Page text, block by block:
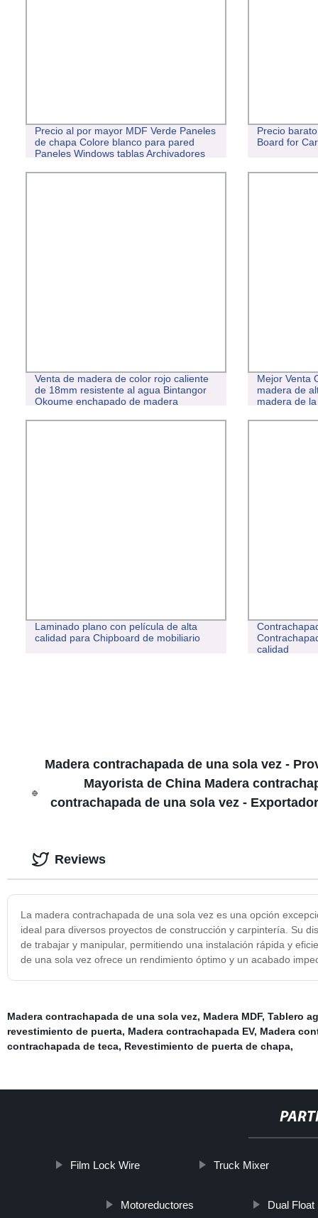
Precio al por mayor MDF Verde Paneles
de chapa Colore blanco para pared
Paneles Windows tablas Archivadores
Precio
Board for
Venta de madera de color rojo caliente
de 18mm resistente al agua Bintangor
Okoume enchapado de madera
Mejor Venta
madera de
madera de
/ Junta de
Laminado plano con película de alta
calidad para Chipboard de mobiliario
calidad
Madera contrachapada de una sola vez -
Mayorista de China Madera
contrachapada de una sola vez -
La madera contrachapada de una sola vez es una opción
ideal para diversos proyectos de construcción y carpintería. Su
de trabajar y manipular, permitiendo una instalación rápida y
de una sola vez ofrece un rendimiento óptimo y un acabado
Reviews
Madera contrachapada de una sola vez, Madera MDF, Tablero
revestimiento de puerta, Madera contrachapada EV, Madera
contrachapada de teca, Revestimiento de puerta de chapa,
Film Lock Wire Truck Mixer
Motoreductores Dual Float